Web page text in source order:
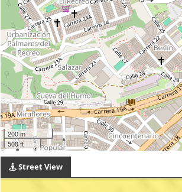
200 m
500 ft
Street View